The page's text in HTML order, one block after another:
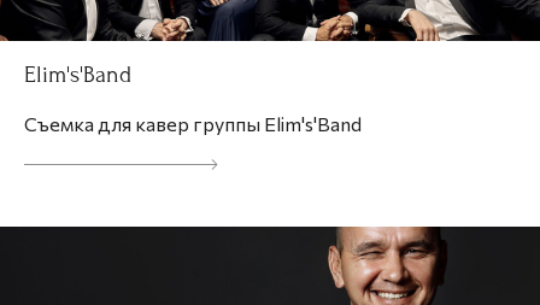
Elim's'Band
Съемка для кавер группы Elim's'Band